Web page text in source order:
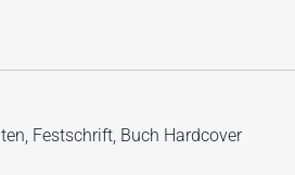
Festschrift, Buch Hardcover